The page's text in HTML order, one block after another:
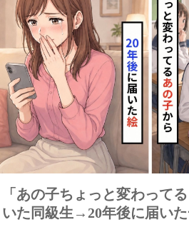
婚活
「あの子ちょっと変わって
いた同級生→20年後に届い